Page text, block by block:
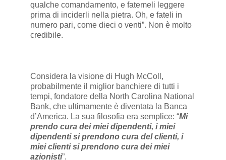
qualche comandamento, e fatemeli leggere
prima di inciderli nella pietra. Oh, e fateli in
numero pari, come dieci o venti”. Non è molto
credibile.
Considera la visione di Hugh McColl,
probabilmente il miglior banchiere di tutti i
tempi, fondatore della North Carolina National
Bank, che ultimamente è diventata la Banca
d’America. La sua filosofia era semplice: “Mi
prendo cura dei miei dipendenti, i miei
dipendenti si prendono cura del clienti, i
miei clienti si prendono cura dei miei
azionisti”.